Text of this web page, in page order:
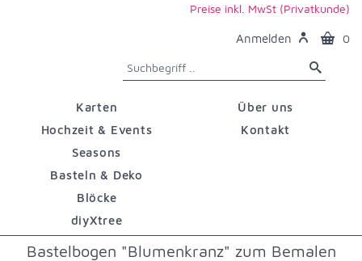
Preise inkl. MwSt (Privatkunde)
Anmelden 0
Karten
Hochzeit & Events
Seasons
Basteln & Deko
Blöcke
diyXtree
Über uns
Kontakt
Bastelbogen "Blumenkranz" zum Bemalen